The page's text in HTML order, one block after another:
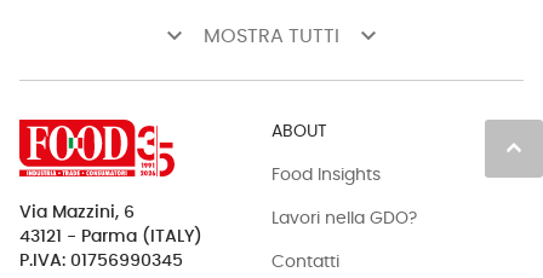
keyboard_arrow_down MOSTRA TUTTI keyboard_arrow_down
keyboard_arrow_up
Via Mazzini, 6
43121 - Parma (ITALY)
P.IVA: 01756990345
ABOUT
Food Insights
Lavori nella GDO?
Contatti